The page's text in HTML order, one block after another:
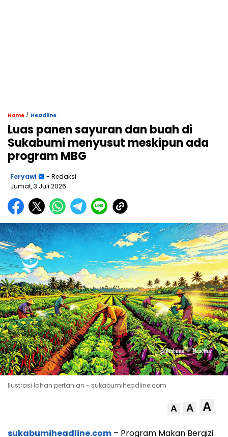
Home / Headline
Luas panen sayuran dan buah di
Sukabumi menyusut meskipun ada
program MBG
Feryawi
- Redaksi
Jumat, 3 Juli 2026
Ilustrasi lahan pertanian - sukabumiheadline.com
A A A
sukabumiheadline.com – Program Makan Bergizi